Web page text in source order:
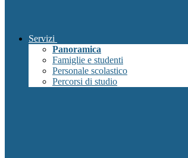
Servizi
Panoramica
Famiglie e studenti
Personale scolastico
Percorsi di studio